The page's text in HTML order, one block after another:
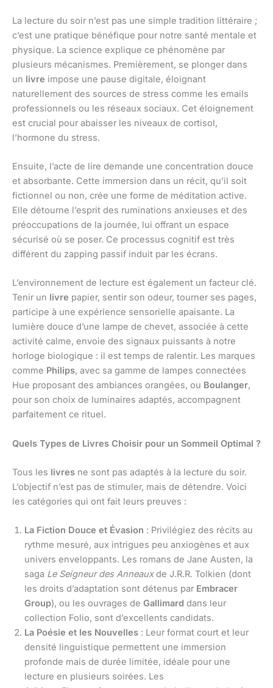
La lecture du soir n’est pas une simple tradition littéraire ;
c’est une pratique bénéfique pour notre santé mentale et
physique. La science explique ce phénomène par
plusieurs mécanismes. Premièrement, se plonger dans
un livre impose une pause digitale, éloignant
naturellement des sources de stress comme les emails
professionnels ou les réseaux sociaux. Cet éloignement
est crucial pour abaisser les niveaux de cortisol,
l’hormone du stress.
Ensuite, l’acte de lire demande une concentration douce
et absorbante. Cette immersion dans un récit, qu’il soit
fictionnel ou non, crée une forme de méditation active.
Elle détourne l’esprit des ruminations anxieuses et des
préoccupations de la journée, lui offrant un espace
sécurisé où se poser. Ce processus cognitif est très
différent du zapping passif induit par les écrans.
L’environnement de lecture est également un facteur clé.
Tenir un livre papier, sentir son odeur, tourner ses pages,
participe à une expérience sensorielle apaisante. La
lumière douce d’une lampe de chevet, associée à cette
activité calme, envoie des signaux puissants à notre
horloge biologique : il est temps de ralentir. Les marques
comme Philips, avec sa gamme de lampes connectées
Hue proposant des ambiances orangées, ou Boulanger,
pour son choix de luminaires adaptés, accompagnent
parfaitement ce rituel.
Quels Types de Livres Choisir pour un Sommeil Optimal ?
Tous les livres ne sont pas adaptés à la lecture du soir.
L’objectif n’est pas de stimuler, mais de détendre. Voici
les catégories qui ont fait leurs preuves :
La Fiction Douce et Évasion : Privilégiez des récits au
rythme mesuré, aux intrigues peu anxiogènes et aux
univers enveloppants. Les romans de Jane Austen, la
saga Le Seigneur des Anneauxde J.R.R. Tolkien (dont
les droits d’adaptation sont détenus par Embracer
Group), ou les ouvrages de Gallimard dans leur
collection Folio, sont d’excellents candidats.
La Poésie et les Nouvelles : Leur format court et leur
densité linguistique permettent une immersion
profonde mais de durée limitée, idéale pour une
lecture en plusieurs soirées. Les